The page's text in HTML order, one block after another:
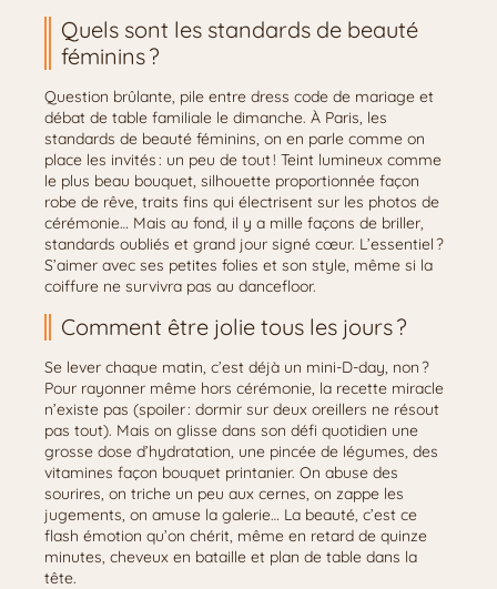
Quels sont les standards de beauté
féminins ?
Question brûlante, pile entre dress code de mariage et
débat de table familiale le dimanche. À Paris, les
standards de beauté féminins, on en parle comme on
place les invités : un peu de tout ! Teint lumineux comme
le plus beau bouquet, silhouette proportionnée façon
robe de rêve, traits fins qui électrisent sur les photos de
cérémonie… Mais au fond, il y a mille façons de briller,
standards oubliés et grand jour signé cœur. L’essentiel ?
S’aimer avec ses petites folies et son style, même si la
coiffure ne survivra pas au dancefloor.
Comment être jolie tous les jours ?
Se lever chaque matin, c’est déjà un mini-D-day, non ?
Pour rayonner même hors cérémonie, la recette miracle
n’existe pas (spoiler : dormir sur deux oreillers ne résout
pas tout). Mais on glisse dans son défi quotidien une
grosse dose d’hydratation, une pincée de légumes, des
vitamines façon bouquet printanier. On abuse des
sourires, on triche un peu aux cernes, on zappe les
jugements, on amuse la galerie… La beauté, c’est ce
flash émotion qu’on chérit, même en retard de quinze
minutes, cheveux en bataille et plan de table dans la
tête.